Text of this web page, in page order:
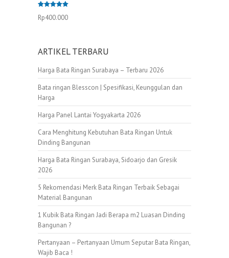
5.00
Rp400.000
ARTIKEL TERBARU
Harga Bata Ringan Surabaya – Terbaru 2026
Bata ringan Blesscon | Spesifikasi, Keunggulan dan
Harga
Harga Panel Lantai Yogyakarta 2026
Cara Menghitung Kebutuhan Bata Ringan Untuk
Dinding Bangunan
Harga Bata Ringan Surabaya, Sidoarjo dan Gresik
2026
5 Rekomendasi Merk Bata Ringan Terbaik Sebagai
Material Bangunan
1 Kubik Bata Ringan Jadi Berapa m2 Luasan Dinding
Bangunan ?
Pertanyaan – Pertanyaan Umum Seputar Bata Ringan,
Wajib Baca !